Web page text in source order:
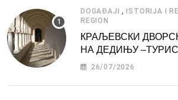
DOGAĐAJI , ISTORIJA I
REGION
КРАЉЕВСКИ
НА ДЕДИЊУ
АТРАКЦИЈА
26/07/2026